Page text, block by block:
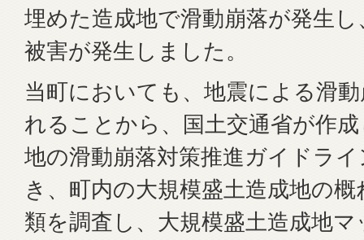
埋めた造成地で滑動崩落が発生
被害が発生しました。
当町においても、地震による滑
れることから、国土交通省が作
地の滑動崩落対策推進ガイドラ
き、町内の大規模盛土造成地の
類を調査し、大規模盛土造成地